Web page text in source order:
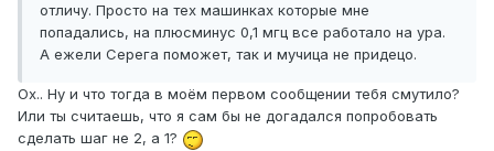
отличу. Просто на тех машинках которые мне
попадались, на плюсминус 0,1 мгц все работало на ура.
А ежели Серега поможет, так и мучица не придецо.
Ох.. Ну и что тогда в моём первом сообщении тебя смутило?
Или ты считаешь, что я сам бы не догадался попробовать
сделать шаг не 2, а 1?